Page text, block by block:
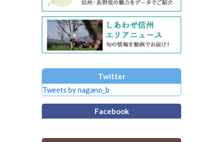
Twitter
Tweets by nagano_b
Facebook